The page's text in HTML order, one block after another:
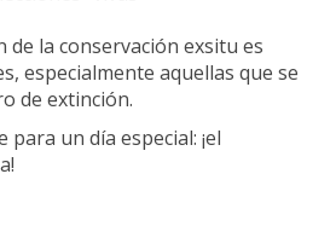
la conservación exsitu es
especialmente aquellas que se
de extinción.
un día especial: ¡el